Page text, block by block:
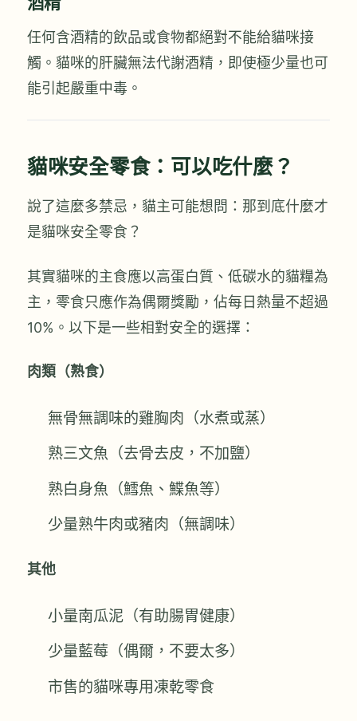
任何含酒精的飲品或食物都絕對不能給貓咪接
觸。貓咪的肝臟無法代謝酒精，即使極少量也可
能引起嚴重中毒。
貓咪安全零食：可以吃什麼？
說了這麼多禁忌，貓主可能想問：那到底什麼才
是貓咪安全零食？
其實貓咪的主食應以高蛋白質、低碳水的貓糧為
主，零食只應作為偶爾獎勵，佔每日熱量不超過
10%。以下是一些相對安全的選擇：
肉類（熟食）
無骨無調味的雞胸肉（水煮或蒸）
熟三文魚（去骨去皮，不加鹽）
熟白身魚（鱈魚、鰈魚等）
少量熟牛肉或豬肉（無調味）
其他
小量南瓜泥（有助腸胃健康）
少量藍莓（偶爾，不要太多）
市售的貓咪專用凍乾零食